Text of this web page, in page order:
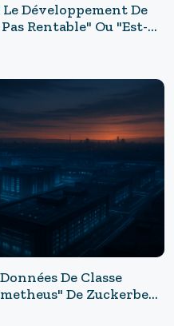
Développement De
Rentable" Ou "est-Ce
De La
De Classe
De Zuckerberg